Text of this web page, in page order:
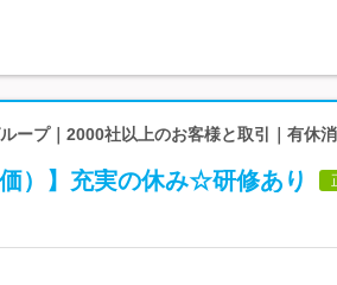
ープ｜2000社以上のお客様と取引｜有休
）】充実の休み☆研修あり